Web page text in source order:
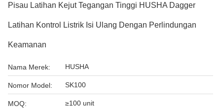
Pisau Latihan Kejut Tegangan Tinggi HUSHA Dagger
Latihan Kontrol Listrik Isi Ulang Dengan Perlindungan
Keamanan
Nama Merek: HUSHA
Nomor Model: SK100
MOQ: ≥100 unit